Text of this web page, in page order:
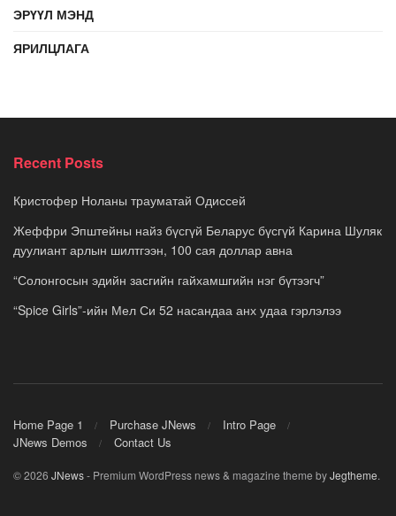
ЭРҮҮЛ МЭНД
ЯРИЛЦЛАГА
Recent Posts
Кристофер Ноланы трауматай Одиссей
Жеффри Эпштейны найз бүсгүй Беларус бүсгүй Карина Шуляк
дуулиант арлын шилтгээн, 100 сая доллар авна
“Солонгосын эдийн засгийн гайхамшгийн нэг бүтээгч”
“Spice Girls”-ийн Мел Си 52 насандаа анх удаа гэрлэлээ
Home Page 1 Purchase JNews
Intro Page
JNews Demos
Contact Us
© 2026 JNews- Premium WordPress news & magazine theme byJegtheme.